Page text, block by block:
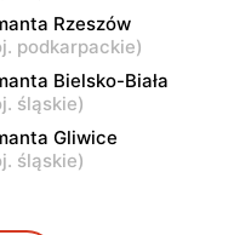
11
ul. Wigury 4D
Rzeszów
podkarpackie)
Bielsko-Biała
śląskie)
Gliwice
śląskie)